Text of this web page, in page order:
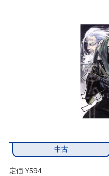
中古
定価 ¥594